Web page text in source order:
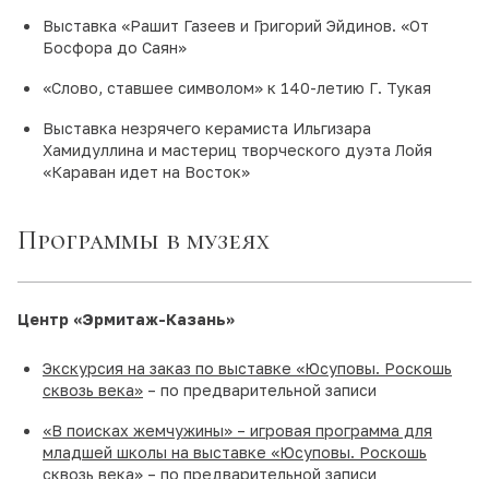
Выставка «Рашит Газеев и Григорий Эйдинов. «От
Босфора до Саян»
«Слово, ставшее символом» к 140-летию Г. Тукая
Выставка незрячего керамиста Ильгизара
Хамидуллина и мастериц творческого дуэта Лойя
«Караван идет на Восток»
Программы в музеях
Центр «Эрмитаж-Казань»
Экскурсия на заказ по выставке «Юсуповы. Роскошь
сквозь века» – по предварительной записи
«В поисках жемчужины» – игровая программа для
младшей школы на выставке «Юсуповы. Роскошь
сквозь века» – по предварительной записи